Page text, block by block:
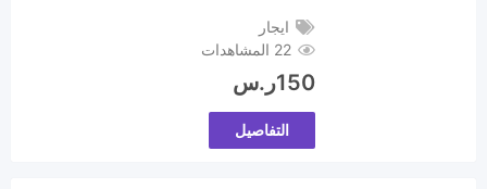
ايجار
22 المشاهدات
150ر.س
التفاصيل